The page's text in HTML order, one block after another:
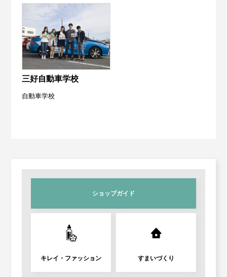
三好自動車学校
自動車学校
ショップガイド
キレイ・ファッション すまいづくり
個別企業診断
労働保険事務委託
設備・運転資金の相談
中小企業倒産防止共済制度
Contact
お問い合わせ